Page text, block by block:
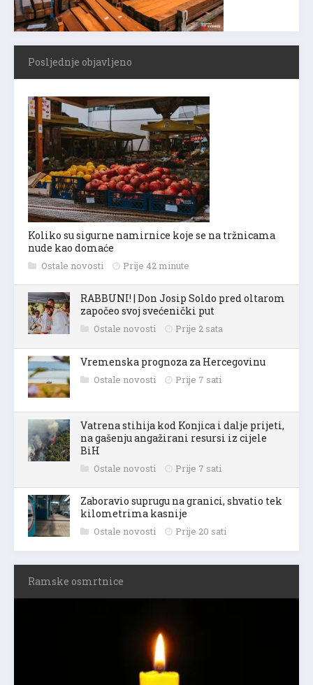
Posljednje objavljeno
Koliko su sigurne namirnice koje se na tržnicama
nude kao domaće
Ostale novosti Prije 42 minute
RABBUNI! | Don Josip Soldo pred oltarom
započeo svoj svećenički put
Ostale novosti Prije 2 sata
Vremenska prognoza za Hercegovinu
Ostale novosti Prije 7 sati
Vatrena stihija kod Konjica i dalje prijeti,
na gašenju angažirani resursi iz cijele
BiH
Ostale novosti Prije 7 sati
Zaboravio suprugu na granici, shvatio tek
kilometrima kasnije
Ostale novosti Prije 20 sati
Ramske osmrtnice